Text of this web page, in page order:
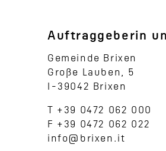
Auftraggeberin
Gemeinde Brixen
Große Lauben, 5
I-39042 Brixen
T +39 0472 062 000
F +39 0472 062 022
info@brixen.it